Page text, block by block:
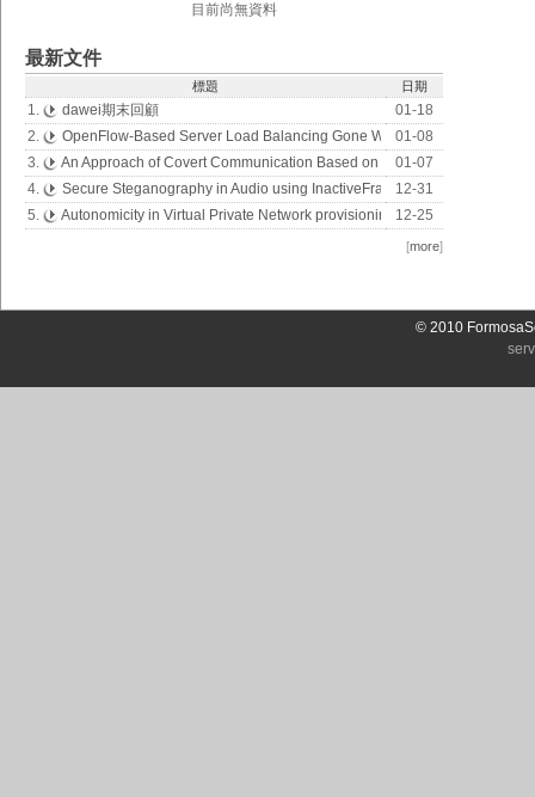
目前尚無資料
最新文件
標題 日期
1. dawei期末回顧
01-18
2.
OpenFlow-Based Server Load Balancing Gone Wild01-08
3.
An Approach of Covert Communication Based on the Adaptive
01-07
4.
Secure Steganography in Audio using InactiveFrames of VoIP Streams
12-31
5.
Autonomicity in Virtual Private Network provisioning for enterprises
12-25
[more]
© 2010